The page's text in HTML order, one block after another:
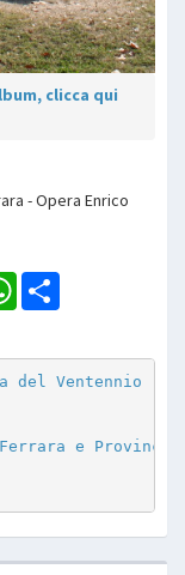
clicca qui
- Opera Enrico
WhatsApp
del Ventennio
Ferrara e